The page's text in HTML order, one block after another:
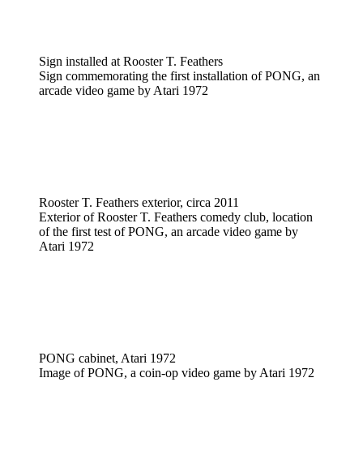
Sign installed at Rooster T. Feathers
Sign commemorating the first installation of PONG, an
arcade video game by Atari 1972
Rooster T. Feathers exterior, circa 2011
Exterior of Rooster T. Feathers comedy club, location
of the first test of PONG, an arcade video game by
Atari 1972
PONG cabinet, Atari 1972
Image of PONG, a coin-op video game by Atari 1972